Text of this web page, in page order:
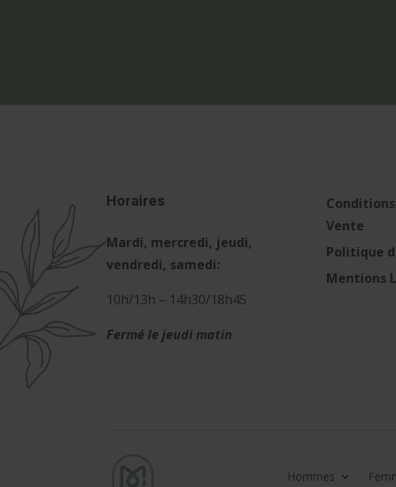
Horaires
Mardi, mercredi, jeudi,
vendredi, samedi:
10h/13h – 14h30/18h45
Fermé le jeudi matin
Vente
Politique
Mentions
Hommes